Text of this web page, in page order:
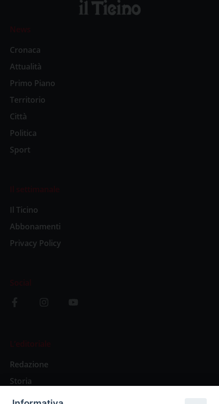
News
Cronaca
Attualità
Primo Piano
Territorio
Città
Politica
Sport
Il settimanale
Il Ticino
Abbonamenti
Privacy Policy
Social
L’editoriale
Redazione
Storia